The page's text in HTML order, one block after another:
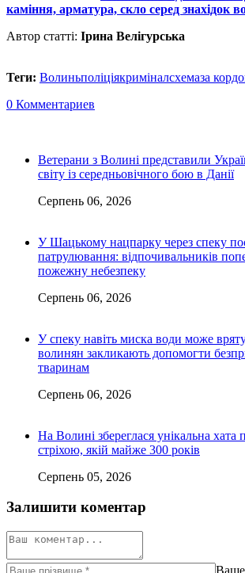
каміння, арматура, скло серед знахідок
Автор статті: Ірина Велігурська
Теги: Волиньполіціякриміналсхемаза
0 Комментариев
Ветерани з Волині представили
світу із середньовічного бою в Данії
Серпень 06, 2026
У Шацькому нацпарку через спеку
патрулювання: відпочивальників
пожежну небезпеку
Серпень 06, 2026
У спеку навіть миска води може
волинян закликають допомогти
тваринам
Серпень 06, 2026
На Волині збереглася унікальна хата
стріхою, якій майже 300 років
Серпень 05, 2026
Залишити коментар